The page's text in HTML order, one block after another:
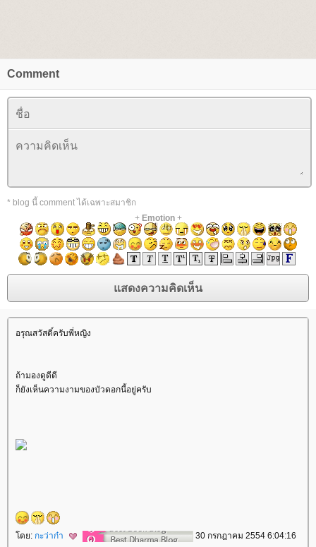
Comment
* blog นี้ comment ได้เฉพาะสมาชิก
+ Emotion+
อรุณสวัสดิ์ครับพี่หญิง
ถ้ามองดูดีดี
ก็ยังเห็นความงามของบัวดอกนี้อยู่ครับ
ดย: กะว่าก๋า
30 กรกฎาคม 2554 6:04:16